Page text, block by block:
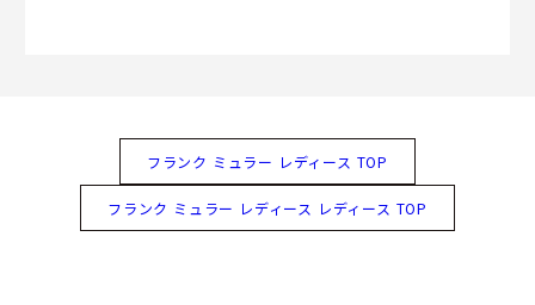
フランク ミュラー レディース TOP
フランク ミュラー レディース レディース TOP